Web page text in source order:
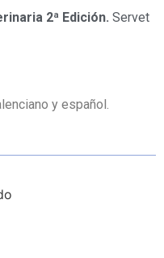
2ª Edición. Servet
y español.